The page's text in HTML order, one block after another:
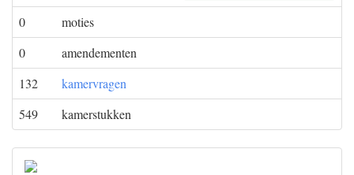
0
moties
0
amendementen
132
kamervragen
549
kamerstukken